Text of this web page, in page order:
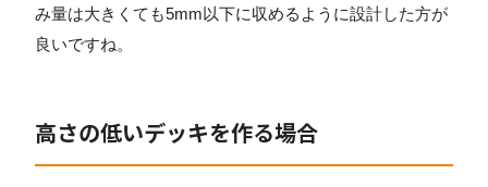
み量は大きくても5mm以下に収めるように設計した方が
良いですね。
高さの低いデッキを作る場合